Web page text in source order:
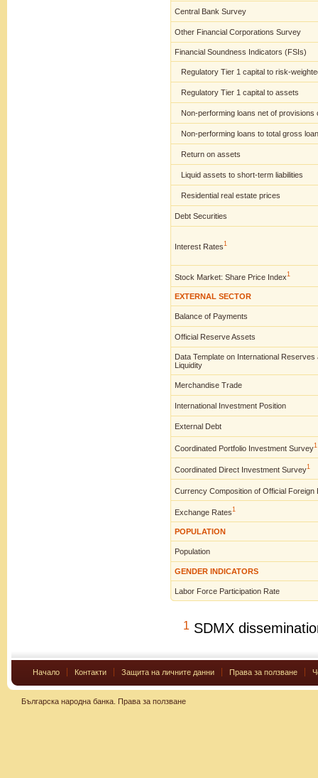
Central Bank Survey
Other Financial Corporations Survey
Financial Soundness Indicators (FSIs)
Regulatory Tier 1 capital to risk-
Regulatory Tier 1 capital to assets
Non-performing loans net of provisions
Non-performing loans to total gross
Return on assets
Liquid assets to short-term liabilities
Residential real estate prices
Debt Securities
Interest Rates1
Stock Market: Share Price Index1
EXTERNAL SECTOR
Balance of Payments
Official Reserve Assets
Data Template on International
Liquidity
Merchandise Trade
International Investment Position
External Debt
Coordinated Portfolio Investment Survey1
Coordinated Direct Investment Survey1
Currency Composition of Official Foreign
Exchange Rates1
POPULATION
Population
GENDER INDICATORS
Labor Force Participation Rate
1SDMX
Начало Контакти Защита на личните данни Права за ползване
Българска народна банка. Права за ползване